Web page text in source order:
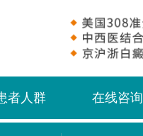
者人群 在线咨询